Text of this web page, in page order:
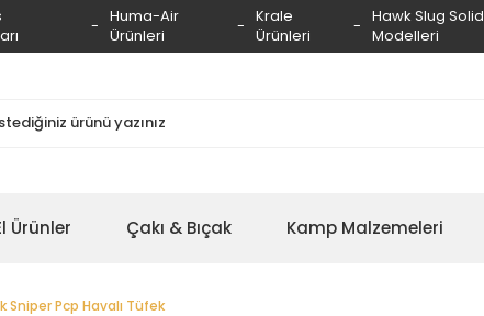
Huma-Air
Ürünleri
Krale
Ürünleri
Hawk Slug Solid
Modelleri
Ürünler Çakı & Bıçak Kamp Malzemeleri
Sniper Pcp Havalı Tüfek